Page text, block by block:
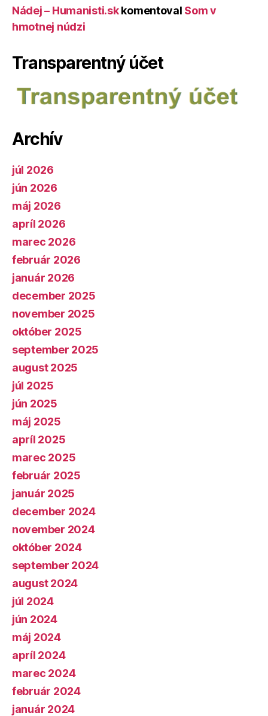
Nádej – Humanisti.skkomentoval Som v
hmotnej núdzi
Transparentný účet
Archív
júl 2026
jún 2026
máj 2026
apríl 2026
marec 2026
február 2026
január 2026
december 2025
november 2025
október 2025
september 2025
august 2025
júl 2025
jún 2025
máj 2025
apríl 2025
marec 2025
február 2025
január 2025
december 2024
november 2024
október 2024
september 2024
august 2024
júl 2024
jún 2024
máj 2024
apríl 2024
marec 2024
február 2024
január 2024